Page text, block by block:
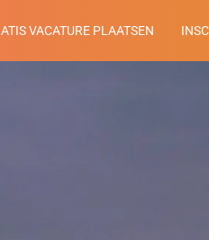
VACATURE PLAATSEN